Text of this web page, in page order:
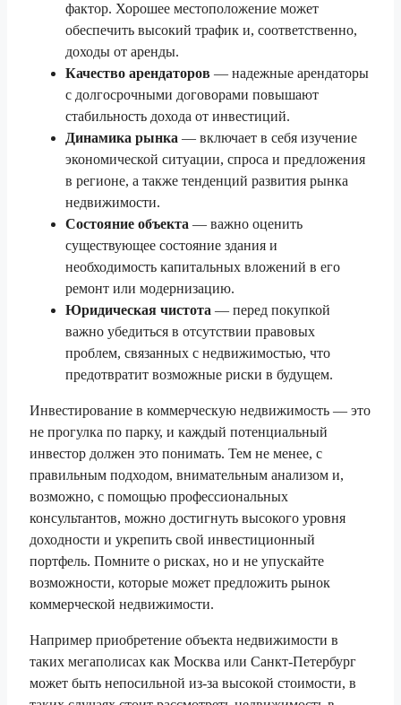
фактор. Хорошее местоположение может
обеспечить высокий трафик и, соответственно,
доходы от аренды.
Качество арендаторов — надежные арендаторы
с долгосрочными договорами повышают
стабильность дохода от инвестиций.
Динамика рынка — включает в себя изучение
экономической ситуации, спроса и предложения
в регионе, а также тенденций развития рынка
недвижимости.
Состояние объекта — важно оценить
существующее состояние здания и
необходимость капитальных вложений в его
ремонт или модернизацию.
Юридическая чистота — перед покупкой
важно убедиться в отсутствии правовых
проблем, связанных с недвижимостью, что
предотвратит возможные риски в будущем.
Инвестирование в коммерческую недвижимость — это
не прогулка по парку, и каждый потенциальный
инвестор должен это понимать. Тем не менее, с
правильным подходом, внимательным анализом и,
возможно, с помощью профессиональных
консультантов, можно достигнуть высокого уровня
доходности и укрепить свой инвестиционный
портфель. Помните о рисках, но и не упускайте
возможности, которые может предложить рынок
коммерческой недвижимости.
Например приобретение объекта недвижимости в
таких мегаполисах как Москва или Санкт-Петербург
может быть непосильной из-за высокой стоимости, в